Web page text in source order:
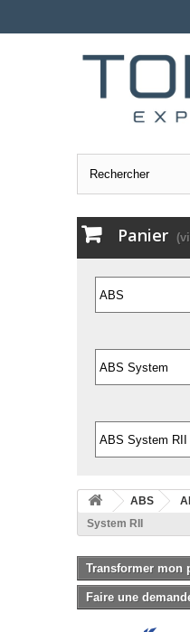
Panier
ABS
System RII
Transformer mon
Faire une